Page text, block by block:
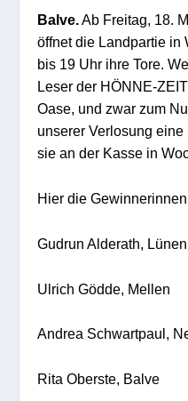
Balve.Ab Freitag, 18.
öffnet die Landpartie in
bis 19 Uhr ihre Tore.
Leser der HÖNNE-
Oase, und zwar zum
unserer Verlosung
sie an der Kasse in
Hier die
Gudrun Alderath, Lünen
Ulrich Gödde, Mellen
Andrea Schwartpaul,
Rita Oberste, Balve